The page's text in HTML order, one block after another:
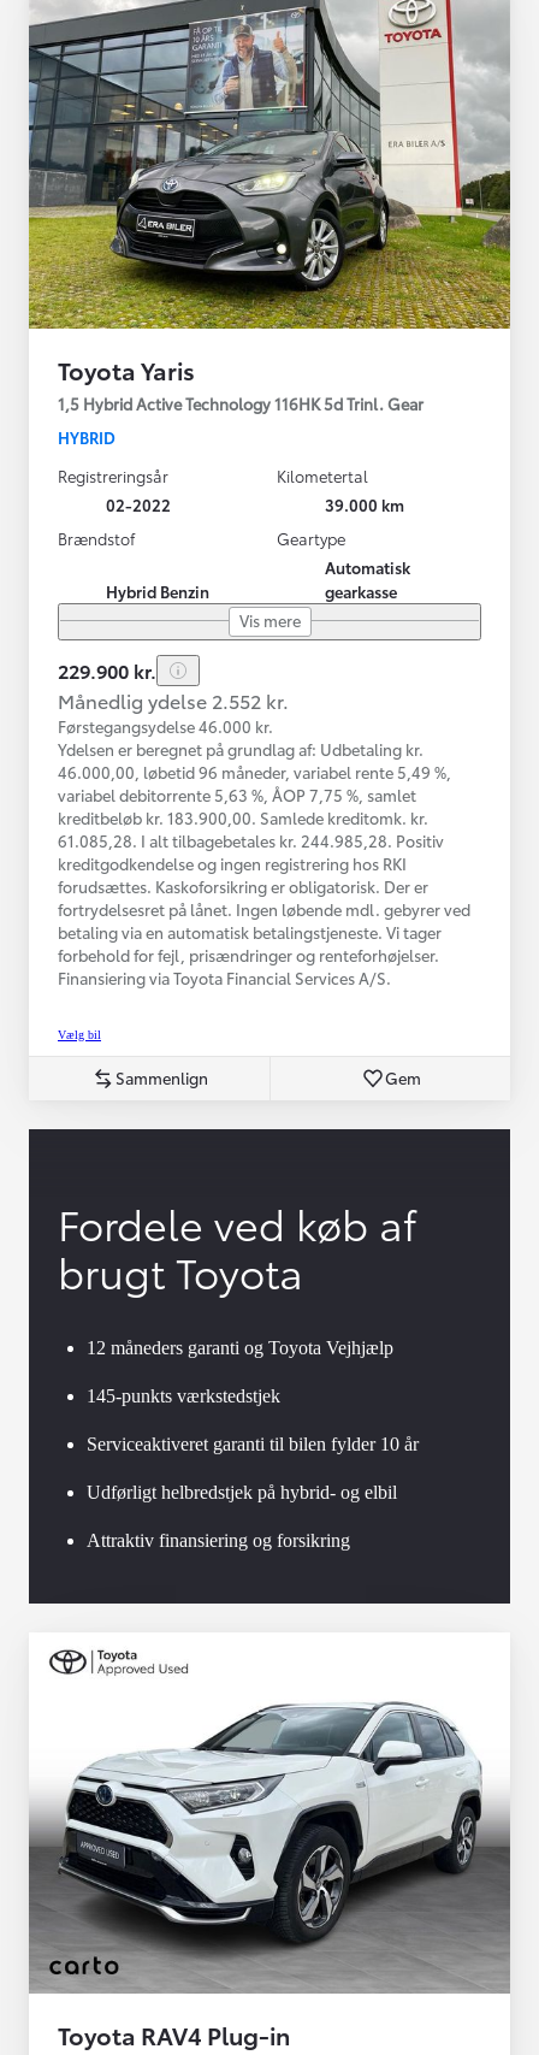
Toyota Yaris
1,5 Hybrid Active Technology 116HK 5d Trinl. Gear
HYBRID
Registreringsår
02-2022
Kilometertal
39.000 km
Brændstof
Hybrid Benzin
Geartype
Automatisk
gearkasse
Vis mere
229.900 kr.
Månedlig ydelse 2.552 kr.
Førstegangsydelse 46.000 kr.
Ydelsen er beregnet på grundlag af: Udbetaling kr.
46.000,00, løbetid 96 måneder, variabel rente 5,49 %,
variabel debitorrente 5,63 %, ÅOP 7,75 %, samlet
kreditbeløb kr. 183.900,00. Samlede kreditomk. kr.
61.085,28. I alt tilbagebetales kr. 244.985,28. Positiv
kreditgodkendelse og ingen registrering hos RKI
forudsættes. Kaskoforsikring er obligatorisk. Der er
fortrydelsesret på lånet. Ingen løbende mdl. gebyrer ved
betaling via en automatisk betalingstjeneste. Vi tager
forbehold for fejl, prisændringer og renteforhøjelser.
Finansiering via Toyota Financial Services A/S.
Vælg bil
Sammenlign Gem
Fordele ved køb af
brugt Toyota
12 måneders garanti og Toyota Vejhjælp
145-punkts værkstedstjek
Serviceaktiveret garanti til bilen fylder 10 år
Udførligt helbredstjek på hybrid- og elbil
Attraktiv finansiering og forsikring
Toyota RAV4 Plug-in